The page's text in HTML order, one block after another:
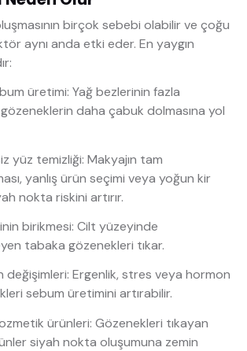
birçok sebebi olabilir ve çoğu
aynı anda etki eder. En yaygın
üretimi: Yağ bezlerinin fazla
gözeneklerin daha çabuk dolmasına yol
yüz temizliği: Makyajın tam
yanlış ürün seçimi veya yoğun kir
nokta riskini artırır.
birikmesi: Cilt yüzeyinde
tabaka gözenekleri tıkar.
değişimleri: Ergenlik, stres veya hormon
sebum üretimini artırabilir.
ürünleri: Gözenekleri tıkayan
siyah nokta oluşumuna zemin